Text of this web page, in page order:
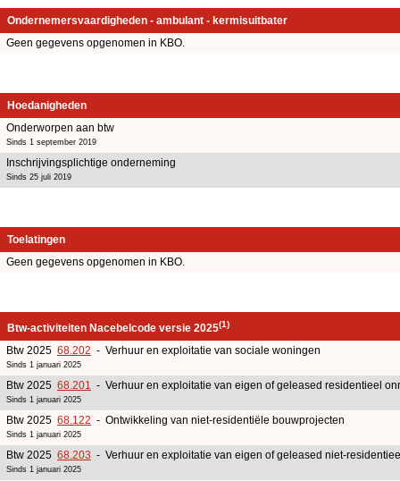
Ondernemersvaardigheden - ambulant - kermisuitbater
Geen gegevens opgenomen in KBO.
Hoedanigheden
Onderworpen aan btw
Sinds 1 september 2019
Inschrijvingsplichtige onderneming
Sinds 25 juli 2019
Toelatingen
Geen gegevens opgenomen in KBO.
Btw-activiteiten Nacebelcode versie 2025(1)
Btw 2025 68.202 - Verhuur en exploitatie van sociale woningen
Sinds 1 januari 2025
Btw 2025 68.201 - Verhuur en exploitatie van eigen of geleased residentieel
Sinds 1 januari 2025
Btw 2025 68.122 - Ontwikkeling van niet-residentiële bouwprojecten
Sinds 1 januari 2025
Btw 2025 68.203 - Verhuur en exploitatie van eigen of geleased niet-
Sinds 1 januari 2025